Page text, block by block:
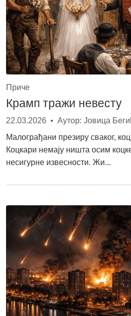
Приче
Крамп тражи невесту
22.03.2026 • Аутор: Јовица
Малограђани презиру сваког,
Коцкари немају ништа осим
несигурне извесности. Жи...